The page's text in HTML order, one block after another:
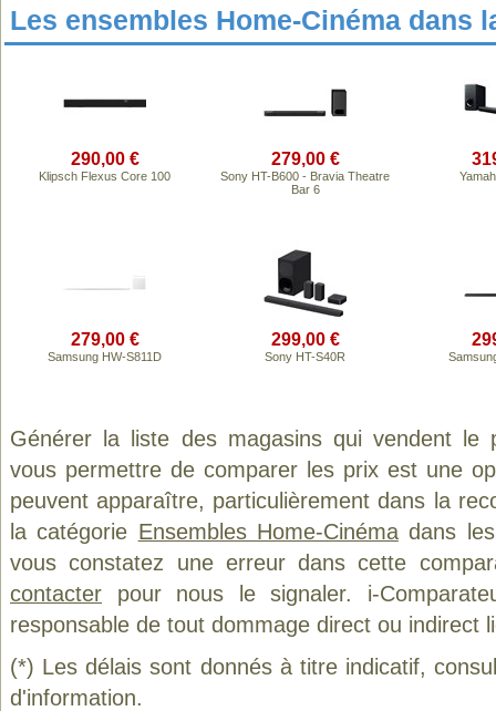
Les ensembles Home-Cinéma dans
290,00 €
Klipsch Flexus Core 100
279,00 €
Sony HT-B600 - Bravia Theatre
Bar 6
279,00 €
Samsung HW-S811D
299,00 €
Sony HT-S40R
Générer la liste des magasins qui vendent le
vous permettre de comparer les prix est une
peuvent apparaître, particulièrement dans la
la catégorie Ensembles Home-Cinémadans les
vous constatez une erreur dans cette
contacter pour nous le signaler. i-
responsable de tout dommage direct ou indirect
(*) Les délais sont donnés à titre indicatif,
d'information.